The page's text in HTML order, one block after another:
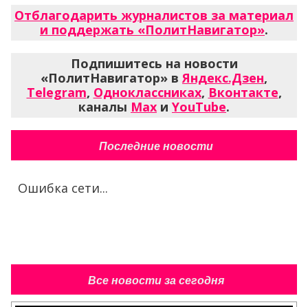
Отблагодарить журналистов за материал
и поддержать «ПолитНавигатор».
Подпишитесь на новости
«ПолитНавигатор» вЯндекс.Дзен,
Telegram, Одноклассниках, Вконтакте,
каналы Max и YouTube.
Последние новости
Ошибка сети...
Все новости за сегодня